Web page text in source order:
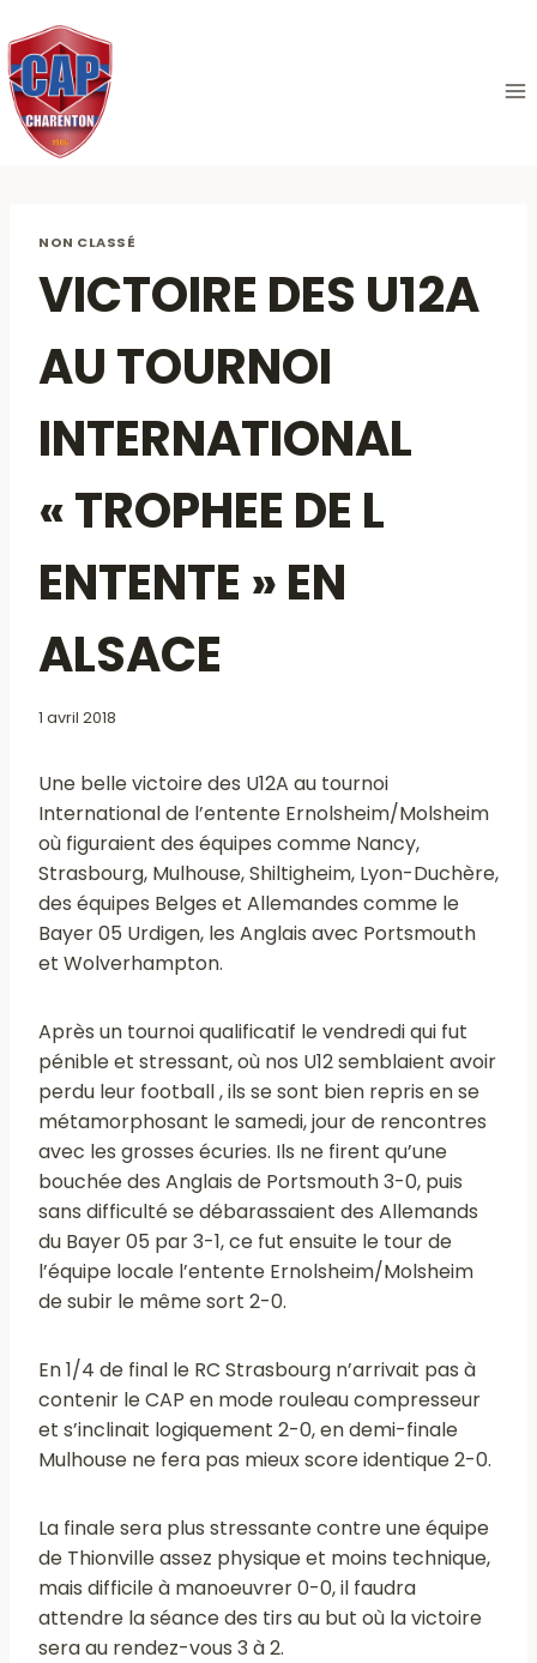
au
contenu
NON CLASSÉ
VICTOIRE DES U12A
AU TOURNOI
INTERNATIONAL
« TROPHEE DE L
ENTENTE » EN
ALSACE
1 avril 2018
Une belle victoire des U12A au tournoi
International de l’entente Ernolsheim/Molsheim
où figuraient des équipes comme Nancy,
Strasbourg, Mulhouse, Shiltigheim, Lyon-Duchère,
des équipes Belges et Allemandes comme le
Bayer 05 Urdigen, les Anglais avec Portsmouth
et Wolverhampton.
Après un tournoi qualificatif le vendredi qui fut
pénible et stressant, où nos U12 semblaient avoir
perdu leur football , ils se sont bien repris en se
métamorphosant le samedi, jour de rencontres
avec les grosses écuries. Ils ne firent qu’une
bouchée des Anglais de Portsmouth 3-0, puis
sans difficulté se débarassaient des Allemands
du Bayer 05 par 3-1, ce fut ensuite le tour de
l’équipe locale l’entente Ernolsheim/Molsheim
de subir le même sort 2-0.
En 1/4 de final le RC Strasbourg n’arrivait pas à
contenir le CAP en mode rouleau compresseur
et s’inclinait logiquement 2-0, en demi-finale
Mulhouse ne fera pas mieux score identique 2-0.
La finale sera plus stressante contre une équipe
de Thionville assez physique et moins technique,
mais difficile à manoeuvrer 0-0, il faudra
attendre la séance des tirs au but où la victoire
sera au rendez-vous 3 à 2.